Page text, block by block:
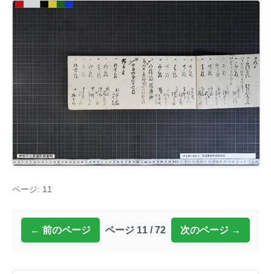
ページ: 11
← 前のページ ページ 11 / 72 次のページ →